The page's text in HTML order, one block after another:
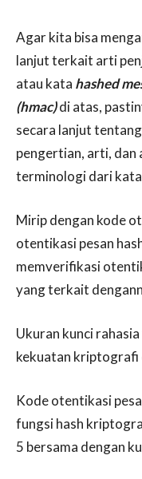
Agar kita bisa
lanjut terkait arti
atau kata hashed
(hmac)di atas,
secara lanjut
pengertian, arti, dan
terminologi dari
Mirip dengan kode
otentikasi pesan
memverifikasi
yang terkait
Ukuran kunci
kekuatan kriptografi
Kode otentikasi
fungsi hash
5 bersama dengan